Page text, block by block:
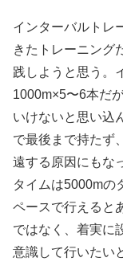
インターバルトレ
きたトレーニング
践しようと思う。
1000m×5〜6本だ
いけないと思い込
で最後まで持たず
遠する原因にもな
タイムは5000mの
ペースで行えると
ではなく、着実に
意識して行いたい